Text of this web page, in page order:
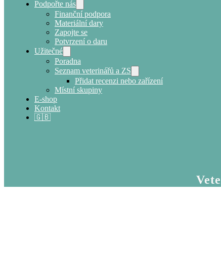
Podpořte nás
Finanční podpora
Materiální dary
Zapojte se
Potvrzení o daru
Užitečné
Poradna
Seznam veterinářů a ZS
Přidat recenzi nebo zařízení
Místní skupiny
E-shop
Kontakt
🇬🇧